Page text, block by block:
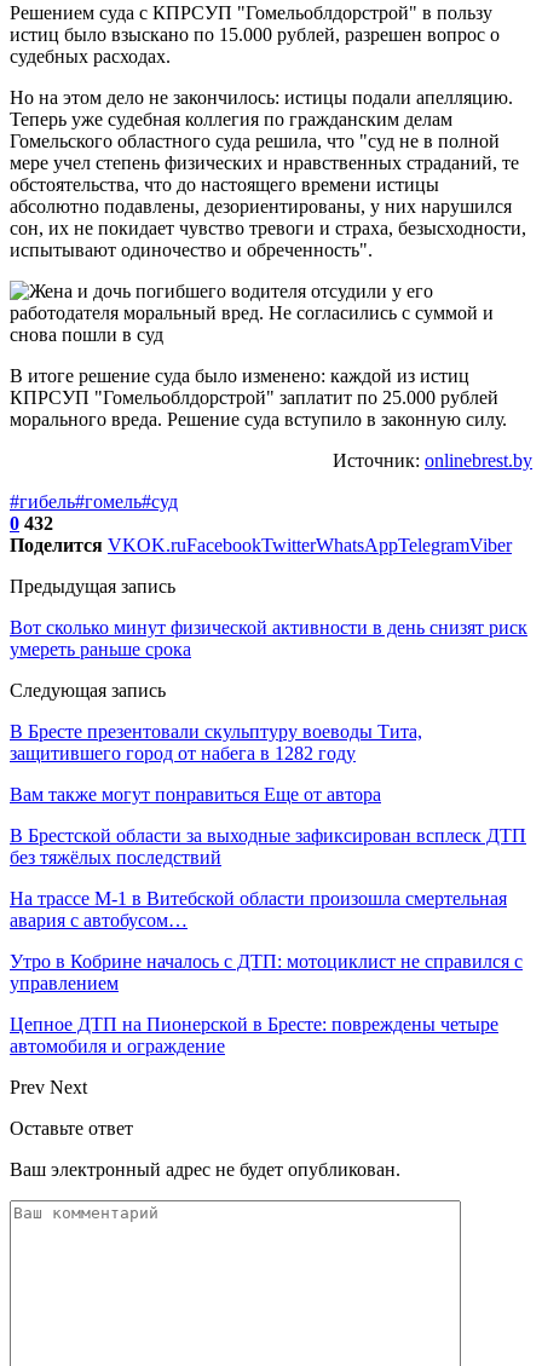
Решением суда с КПРСУП "Гомельоблдорстрой" в пользу
истиц было взыскано по 15.000 рублей, разрешен вопрос о
судебных расходах.
Но на этом дело не закончилось: истицы подали апелляцию.
Теперь уже судебная коллегия по гражданским делам
Гомельского областного суда решила, что "суд не в полной
мере учел степень физических и нравственных страданий, те
обстоятельства, что до настоящего времени истицы
абсолютно подавлены, дезориентированы, у них нарушился
сон, их не покидает чувство тревоги и страха, безысходности,
испытывают одиночество и обреченность".
В итоге решение суда было изменено: каждой из истиц
КПРСУП "Гомельоблдорстрой" заплатит по 25.000 рублей
морального вреда. Решение суда вступило в законную силу.
Источник: onlinebrest.by
#гибель#гомель#суд
0 432
Поделится VKOK.ruFacebookTwitterWhatsAppTelegramViber
Предыдущая запись
Вот сколько минут физической активности в день снизят риск
умереть раньше срока
Следующая запись
В Бресте презентовали скульптуру воеводы Тита,
защитившего город от набега в 1282 году
Вам также могут понравиться Еще от автора
В Брестской области за выходные зафиксирован всплеск ДТП
без тяжёлых последствий
На трассе М-1 в Витебской области произошла смертельная
авария с автобусом…
Утро в Кобрине началось с ДТП: мотоциклист не справился с
управлением
Цепное ДТП на Пионерской в Бресте: повреждены четыре
автомобиля и ограждение
Prev Next
Оставьте ответ
Ваш электронный адрес не будет опубликован.